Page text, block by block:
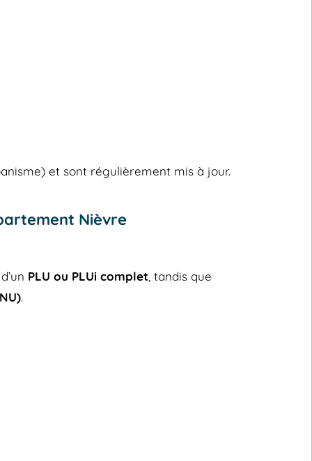
et sont régulièrement mis à jour.
Nièvre
PLU ou PLUi complet , tandis que
.